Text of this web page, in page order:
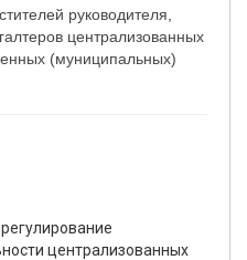
руководителя,
централизованных
(муниципальных)
централизованных